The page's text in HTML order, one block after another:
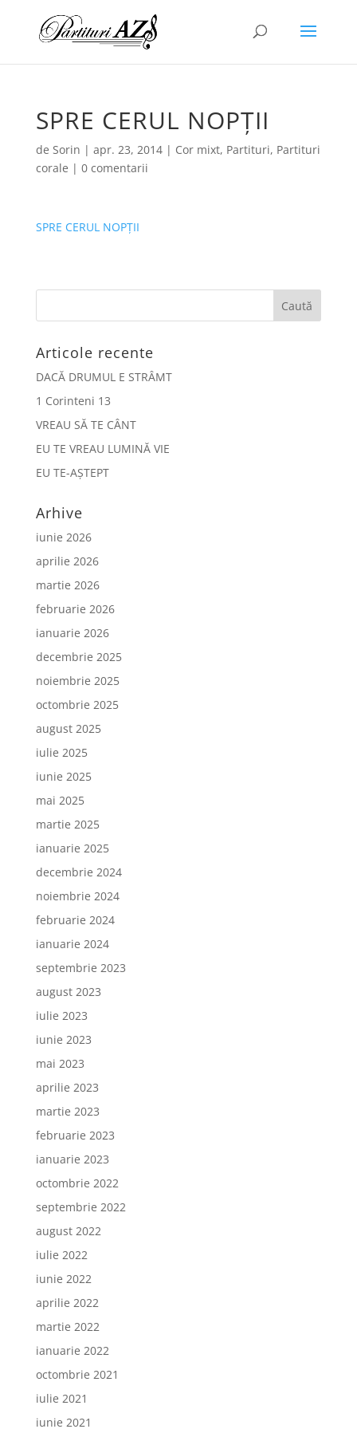
SPRE CERUL NOPȚII
de Sorin | apr. 23, 2014| Cor mixt, Partituri, Partituri
corale | 0 comentarii
SPRE CERUL NOPȚII
Articole recente
DACĂ DRUMUL E STRÂMT
1 Corinteni 13
VREAU SĂ TE CÂNT
EU TE VREAU LUMINĂ VIE
EU TE-AȘTEPT
Arhive
iunie 2026
aprilie 2026
martie 2026
februarie 2026
ianuarie 2026
decembrie 2025
noiembrie 2025
octombrie 2025
august 2025
iulie 2025
iunie 2025
mai 2025
martie 2025
ianuarie 2025
decembrie 2024
noiembrie 2024
februarie 2024
ianuarie 2024
septembrie 2023
august 2023
iulie 2023
iunie 2023
mai 2023
aprilie 2023
martie 2023
februarie 2023
ianuarie 2023
octombrie 2022
septembrie 2022
august 2022
iulie 2022
iunie 2022
aprilie 2022
martie 2022
ianuarie 2022
octombrie 2021
iulie 2021
iunie 2021